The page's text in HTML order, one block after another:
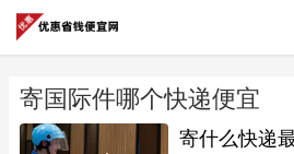
寄国际件哪个快递便宜
寄什么快递